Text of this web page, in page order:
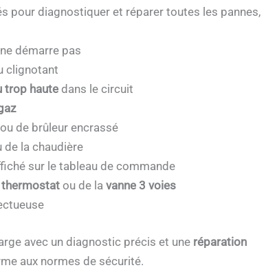
pour diagnostiquer et réparer toutes les pannes,
démarre pas
clignotant
trop hautedans le circuit
de brûleur encrassé
de la chaudière
sur le tableau de commande
thermostatou de la vanne 3 voies
avec un diagnostic précis et une réparation
aux normes de sécurité.